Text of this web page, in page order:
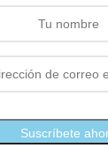
Suscríbete